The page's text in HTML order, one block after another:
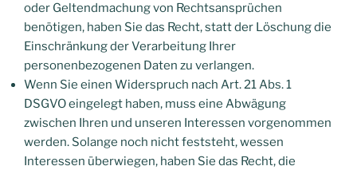
oder Geltendmachung von Rechtsansprüchen
benötigen, haben Sie das Recht, statt der Löschung die
Einschränkung der Verarbeitung Ihrer
personenbezogenen Daten zu verlangen.
Wenn Sie einen Widerspruch nach Art. 21 Abs. 1
DSGVO eingelegt haben, muss eine Abwägung
zwischen Ihren und unseren Interessen vorgenommen
werden. Solange noch nicht feststeht, wessen
Interessen überwiegen, haben Sie das Recht, die